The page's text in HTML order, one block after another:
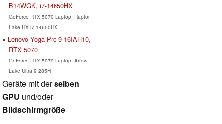
B14WGK, i7-14650HX
GeForce RTX 5070 Laptop, Raptor
Lake-HX i7-14650HX
Lenovo Yoga Pro 9 16IAH10,
RTX 5070
GeForce RTX 5070 Laptop, Arrow
Lake Ultra 9 285H
Geräte mit derselben
GPU und/oder
Bildschirmgröße